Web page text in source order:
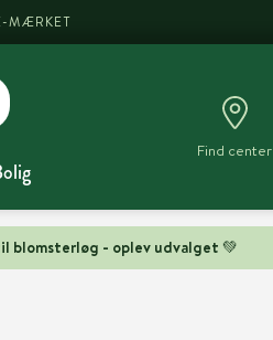
blomsterløg - oplev udvalget 💚
MÆRKET
Find center